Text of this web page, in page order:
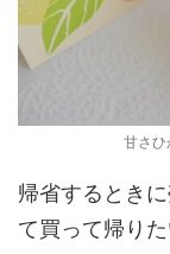
甘さひ
帰省するとき
て買って帰りた